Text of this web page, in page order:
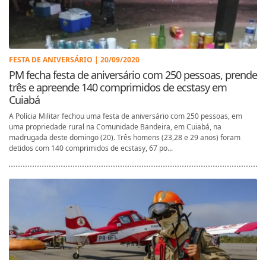
FESTA DE ANIVERSÁRIO | 20/09/2020
PM fecha festa de aniversário com 250 pessoas, prende
três e apreende 140 comprimidos de ecstasy em
Cuiabá
A Polícia Militar fechou uma festa de aniversário com 250 pessoas, em
uma propriedade rural na Comunidade Bandeira, em Cuiabá, na
madrugada deste domingo (20). Três homens (23,28 e 29 anos) foram
detidos com 140 comprimidos de ecstasy, 67 po...